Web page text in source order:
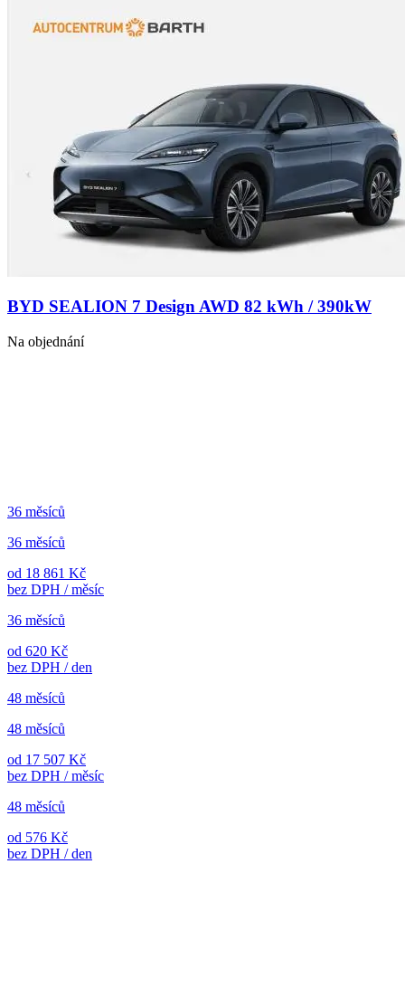
BYD SEALION 7 Design AWD 82 kWh / 390kW
Na objednání
36 měsíců
36 měsíců
od 18 861 Kč
bez DPH / měsíc
36 měsíců
od 620 Kč
bez DPH / den
48 měsíců
48 měsíců
od 17 507 Kč
bez DPH / měsíc
48 měsíců
od 576 Kč
bez DPH / den